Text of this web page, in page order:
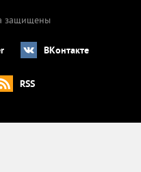
защищены
ВКонтакте
RSS